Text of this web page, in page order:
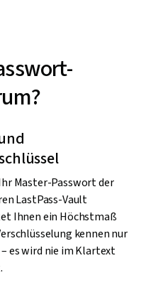
Master-Passwort der
LastPass-Vault
Ihnen ein Höchstmaß
kennen nur
es wird nie im Klartext